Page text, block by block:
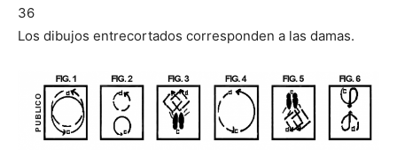
36
Los dibujos entrecortados corresponden a las damas.